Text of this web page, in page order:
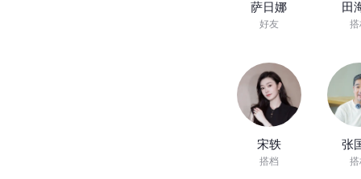
萨日娜
好友
田
宋轶
搭档
张